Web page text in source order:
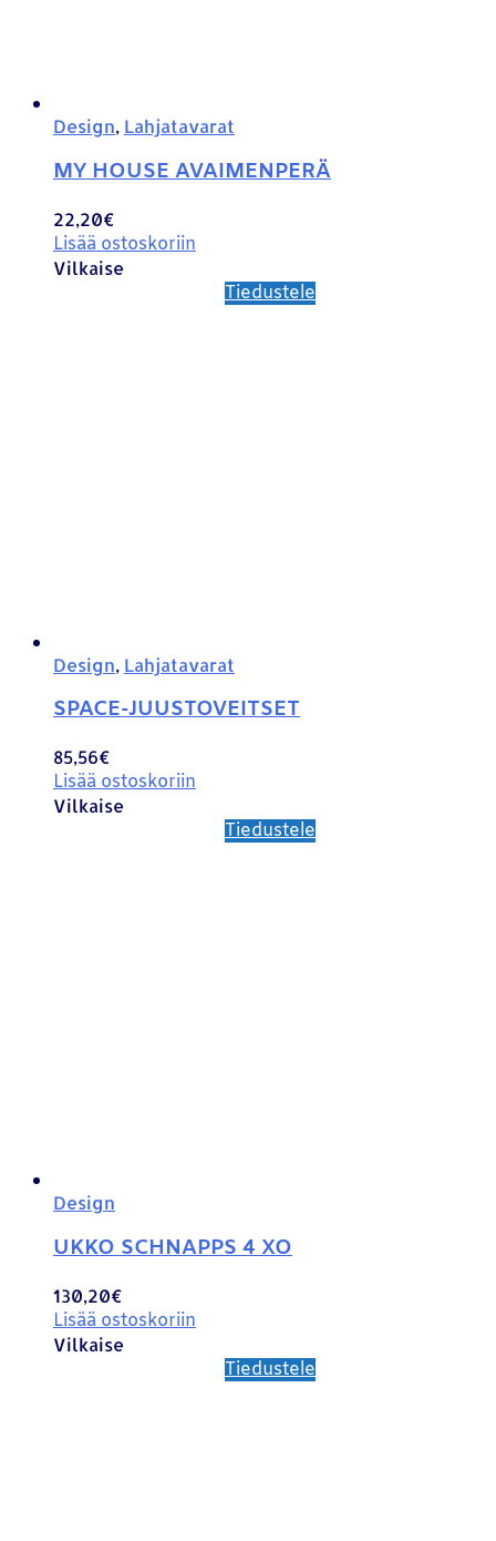
Design, Lahjatavarat
MY HOUSE AVAIMENPERÄ
22,20€
Lisää ostoskoriin
Vilkaise
Tiedustele
Design, Lahjatavarat
SPACE-JUUSTOVEITSET
85,56€
Lisää ostoskoriin
Vilkaise
Tiedustele
Design
UKKO SCHNAPPS 4 XO
130,20€
Lisää ostoskoriin
Vilkaise
Tiedustele